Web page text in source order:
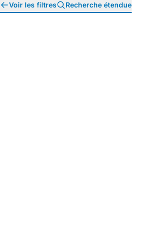
Voir les filtres Recherche étendue